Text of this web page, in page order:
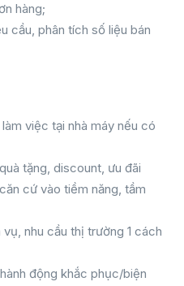
hàng;
cầu, phân tích số liệu bán
việc tại nhà máy nếu có
tặng, discount, ưu đãi
cứ vào tiềm năng, tầm
nhu cầu thị trường 1 cách
động khắc phục/biện